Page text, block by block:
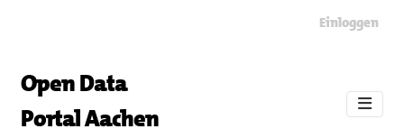
Einloggen
Open Data
Portal Aachen